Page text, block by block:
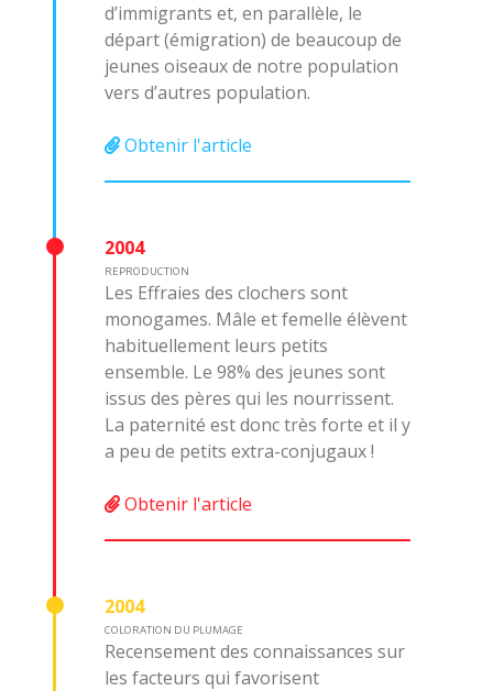
d’immigrants et, en parallèle, le
départ (émigration) de beaucoup de
jeunes oiseaux de notre population
vers d’autres population.
Obtenir l'article
2004
REPRODUCTION
Les Effraies des clochers sont
monogames. Mâle et femelle élèvent
habituellement leurs petits
ensemble. Le 98% des jeunes sont
issus des pères qui les nourrissent.
La paternité est donc très forte et il y
a peu de petits extra-conjugaux !
Obtenir l'article
2004
COLORATION DU PLUMAGE
Recensement des connaissances sur
les facteurs qui favorisent